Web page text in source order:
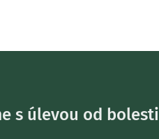
s úlevou od